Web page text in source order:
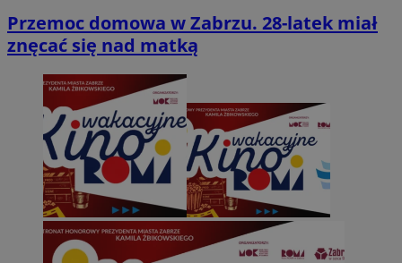
Przemoc domowa w Zabrzu. 28-latek miał
znęcać się nad matką